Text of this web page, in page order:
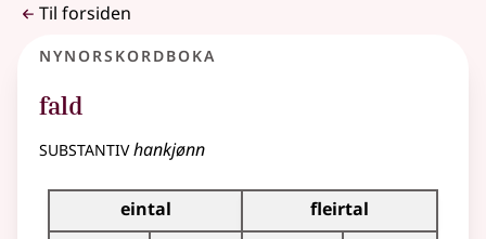
Til forsiden
Nynorskordboka
fald
substantivhankjønn
Bøyningstabell for dette substantivet
eintal
fleirtal